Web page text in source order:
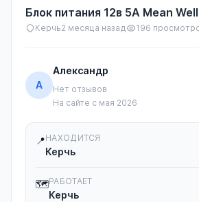
Блок питания 12в 5А Mean
Керчь2 месяца назад 196
А
Александр
Нет отзывов
На сайте с мая 2026
📍НАХОДИТСЯ
Керчь
🗺️РАБОТАЕТ
Керчь